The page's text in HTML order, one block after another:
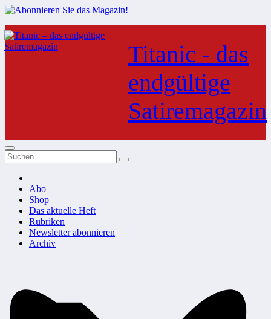
Zum
Inhalt
springen
Titanic - das
endgültige
Satiremagazin
Abo
Shop
Das aktuelle Heft
Rubriken
Newsletter abonnieren
Archiv